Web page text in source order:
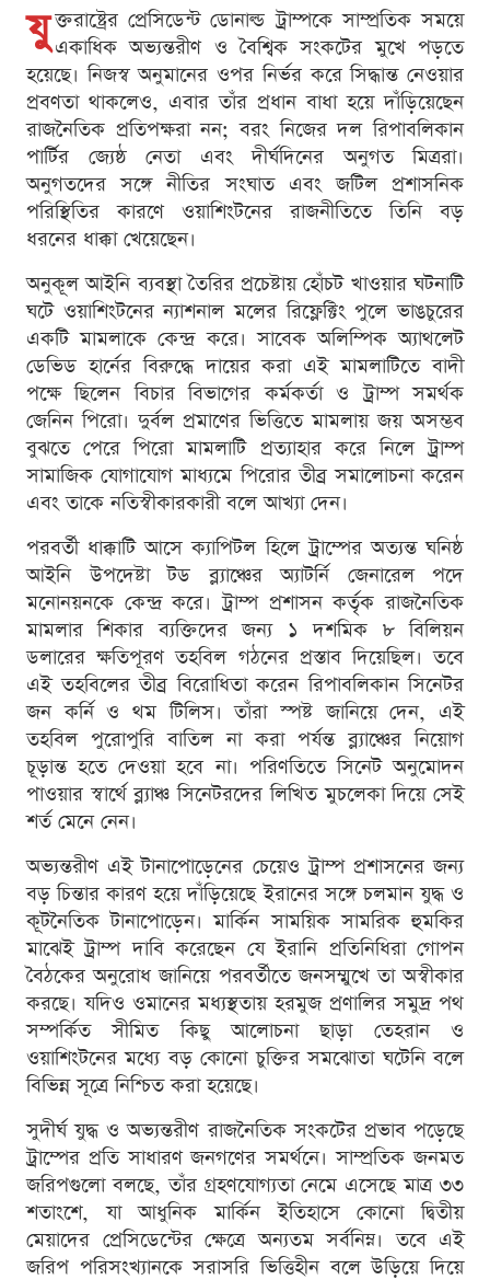
যু ক্তরাষ্ট্রের প্রেসিডেন্ট ডোনাল্ড ট্রাম্পকে সাম্প্রতিক সময়ে
একাধিক অভ্যন্তরীণ ও বৈশ্বিক সংকটের মুখে পড়তে
হয়েছে। নিজস্ব অনুমানের ওপর নির্ভর করে সিদ্ধান্ত নেওয়ার
প্রবণতা থাকলেও, এবার তাঁর প্রধান বাধা হয়ে দাঁড়িয়েছেন
রাজনৈতিক প্রতিপক্ষরা নন; বরং নিজের দল রিপাবলিকান
পার্টির জ্যেষ্ঠ নেতা এবং দীর্ঘদিনের অনুগত মিত্ররা।
অনুগতদের সঙ্গে নীতির সংঘাত এবং জটিল প্রশাসনিক
পরিস্থিতির কারণে ওয়াশিংটনের রাজনীতিতে তিনি বড়
ধরনের ধাক্কা খেয়েছেন।
অনুকূল আইনি ব্যবস্থা তৈরির প্রচেষ্টায় হোঁচট খাওয়ার ঘটনাটি
ঘটে ওয়াশিংটনের ন্যাশনাল মলের রিফ্লেক্টিং পুলে ভাঙচুরের
একটি মামলাকে কেন্দ্র করে। সাবেক অলিম্পিক অ্যাথলেট
ডেভিড হার্নের বিরুদ্ধে দায়ের করা এই মামলাটিতে বাদী
পক্ষে ছিলেন বিচার বিভাগের কর্মকর্তা ও ট্রাম্প সমর্থক
জেনিন পিরো। দুর্বল প্রমাণের ভিত্তিতে মামলায় জয় অসম্ভব
বুঝতে পেরে পিরো মামলাটি প্রত্যাহার করে নিলে ট্রাম্প
সামাজিক যোগাযোগ মাধ্যমে পিরোর তীব্র সমালোচনা করেন
এবং তাকে নতিস্বীকারকারী বলে আখ্যা দেন।
পরবর্তী ধাক্কাটি আসে ক্যাপিটল হিলে ট্রাম্পের অত্যন্ত ঘনিষ্ঠ
আইনি উপদেষ্টা টড ব্ল্যাঞ্চের অ্যাটর্নি জেনারেল পদে
মনোনয়নকে কেন্দ্র করে। ট্রাম্প প্রশাসন কর্তৃক রাজনৈতিক
মামলার শিকার ব্যক্তিদের জন্য ১ দশমিক ৮ বিলিয়ন
ডলারের ক্ষতিপূরণ তহবিল গঠনের প্রস্তাব দিয়েছিল। তবে
এই তহবিলের তীব্র বিরোধিতা করেন রিপাবলিকান সিনেটর
জন কর্নি ও থম টিলিস। তাঁরা স্পষ্ট জানিয়ে দেন, এই
তহবিল পুরোপুরি বাতিল না করা পর্যন্ত ব্ল্যাঞ্চের নিয়োগ
চূড়ান্ত হতে দেওয়া হবে না। পরিণতিতে সিনেট অনুমোদন
পাওয়ার স্বার্থে ব্ল্যাঞ্চ সিনেটরদের লিখিত মুচলেকা দিয়ে সেই
শর্ত মেনে নেন।
অভ্যন্তরীণ এই টানাপোড়েনের চেয়েও ট্রাম্প প্রশাসনের জন্য
বড় চিন্তার কারণ হয়ে দাঁড়িয়েছে ইরানের সঙ্গে চলমান যুদ্ধ ও
কূটনৈতিক টানাপোড়েন। মার্কিন সাময়িক সামরিক হুমকির
মাঝেই ট্রাম্প দাবি করেছেন যে ইরানি প্রতিনিধিরা গোপন
বৈঠকের অনুরোধ জানিয়ে পরবর্তীতে জনসম্মুখে তা অস্বীকার
করছে। যদিও ওমানের মধ্যস্থতায় হরমুজ প্রণালির সমুদ্র পথ
সম্পর্কিত সীমিত কিছু আলোচনা ছাড়া তেহরান ও
ওয়াশিংটনের মধ্যে বড় কোনো চুক্তির সমঝোতা ঘটেনি বলে
বিভিন্ন সূত্রে নিশ্চিত করা হয়েছে।
সুদীর্ঘ যুদ্ধ ও অভ্যন্তরীণ রাজনৈতিক সংকটের প্রভাব পড়েছে
ট্রাম্পের প্রতি সাধারণ জনগণের সমর্থনে। সাম্প্রতিক জনমত
জরিপগুলো বলছে, তাঁর গ্রহণযোগ্যতা নেমে এসেছে মাত্র ৩৩
শতাংশে, যা আধুনিক মার্কিন ইতিহাসে কোনো দ্বিতীয়
মেয়াদের প্রেসিডেন্টের ক্ষেত্রে অন্যতম সর্বনিম্ন। তবে এই
জরিপ পরিসংখ্যানকে সরাসরি ভিত্তিহীন বলে উড়িয়ে দিয়ে